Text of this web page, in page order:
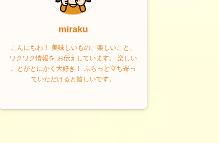
miraku
こんにちわ！ 美味しいもの、楽しいこと、
ワクワク情報を お伝えしています。 楽しい
ことがとにかく大好き！ ふらっと立ち寄っ
ていただけると嬉しいです。